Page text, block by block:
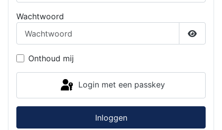
Wachtwoord
Toon
Onthoud mij
Login met een passkey
Inloggen